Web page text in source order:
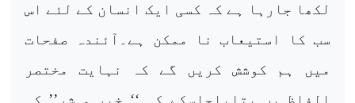
لکھا جارہا ہے کہ کسی ایک انسان کے لئے اس
سب کا استیعاب نا ممکن ہے۔آئندہ صفحات
میں ہم کوشش کریں گے کہ نہایت مختصر
الفاظ یں بتایاجاسکے کہ ‘‘ خیر و شر’’ کی